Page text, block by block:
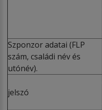
Szponzor adatai (FLP
szám, családi név és
utónév).
jelszó